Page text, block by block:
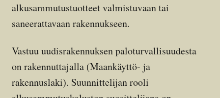
alkusammutustuotteet valmistuvaan tai
saneerattavaan rakennukseen.
Vastuu uudisrakennuksen paloturvallisuudesta
on rakennuttajalla (Maankäyttö- ja
rakennuslaki). Suunnittelijan rooli